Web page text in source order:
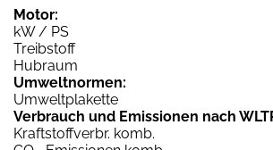
Motor:
kW / PS
Treibstoff
Hubraum
Umweltnormen:
Umweltplakette
Verbrauch und Emissionen nach
Kraftstoffverbr. komb.